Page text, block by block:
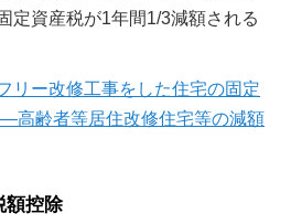
定資産税が1年間1/3減額される
リー改修工事をした住宅の固定
高齢者等居住改修住宅等の減額
額控除